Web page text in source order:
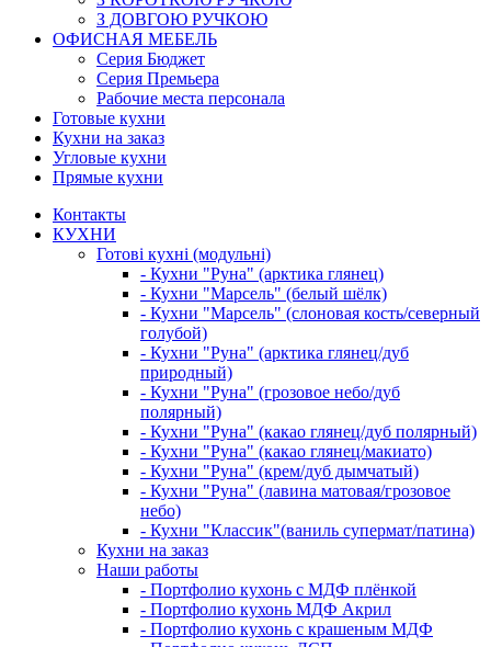
З ДОВГОЮ РУЧКОЮ
ОФИСНАЯ МЕБЕЛЬ
Серия Бюджет
Серия Премьера
Рабочие места персонала
Готовые кухни
Кухни на заказ
Угловые кухни
Прямые кухни
Контакты
КУХНИ
Готові кухні (модульні)
- Кухни "Руна" (арктика глянец)
- Кухни "Марсель" (белый шёлк)
- Кухни "Марсель" (слоновая кость/северный
голубой)
- Кухни "Руна" (арктика глянец/дуб
природный)
- Кухни "Руна" (грозовое небо/дуб
полярный)
- Кухни "Руна" (какао глянец/дуб полярный)
- Кухни "Руна" (какао глянец/макиато)
- Кухни "Руна" (крем/дуб дымчатый)
- Кухни "Руна" (лавина матовая/грозовое
небо)
- Кухни "Классик"(ваниль супермат/патина)
Кухни на заказ
Наши работы
- Портфолио кухонь с МДФ плёнкой
- Портфолио кухонь МДФ Акрил
- Портфолио кухонь с крашеным МДФ